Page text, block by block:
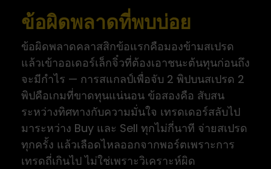
ข้อผิดพลาดที่พบบ่อย
ข้อผิดพลาดคลาสสิกข้อแรกคือมองข้ามสเปรด
แล้วเข้าออเดอร์เล็กจิ๋วที่ต้องเอาชนะต้นทุนก่อนถึง
จะมีกำไร — การสแกลป์เพื่อจับ 2 พิปบนสเปรด 2
พิปคือเกมที่ขาดทุนแน่นอน ข้อสองคือ สับสน
ระหว่างทิศทางกับความมั่นใจ เทรดเดอร์สลับไป
มาระหว่าง Buy และ Sell ทุกไม่กี่นาที จ่ายสเปรด
ทุกครั้ง แล้วเลือดไหลออกจากพอร์ตเพราะการ
เทรดถี่เกินไป ไม่ใช่เพราะวิเคราะห์ผิด